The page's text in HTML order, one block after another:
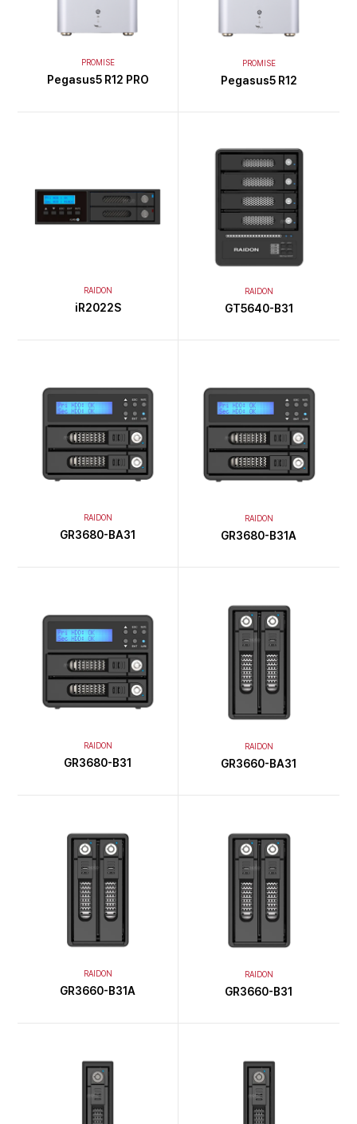
PROMISE
Pegasus5 R12 PRO
PROMISE
Pegasus5 R12
RAIDON
iR2022S
RAIDON
GT5640-B31
RAIDON
GR3680-BA31
RAIDON
GR3680-B31A
RAIDON
GR3680-B31
RAIDON
GR3660-BA31
RAIDON
GR3660-B31A
RAIDON
GR3660-B31